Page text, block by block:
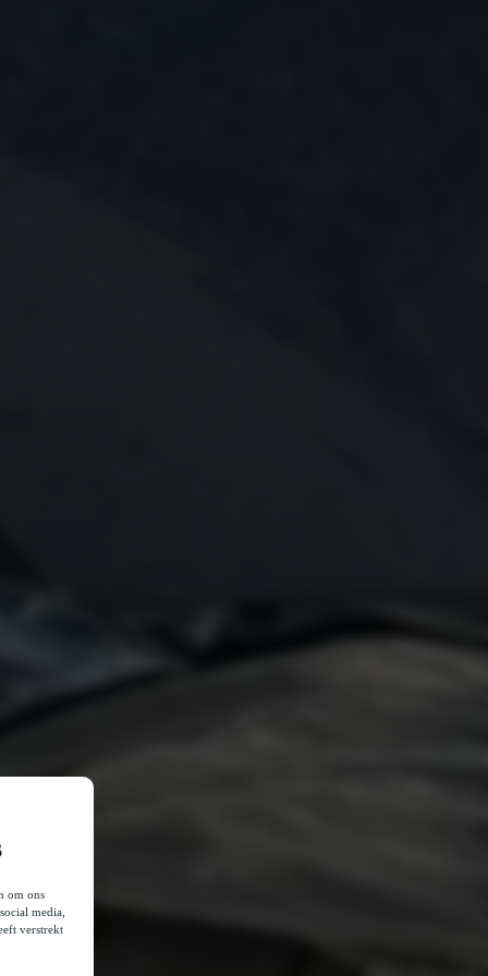
om ons
media,
verstrekt